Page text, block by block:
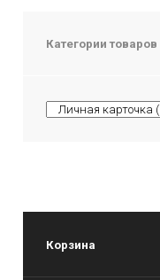
Категории товаров
Корзина